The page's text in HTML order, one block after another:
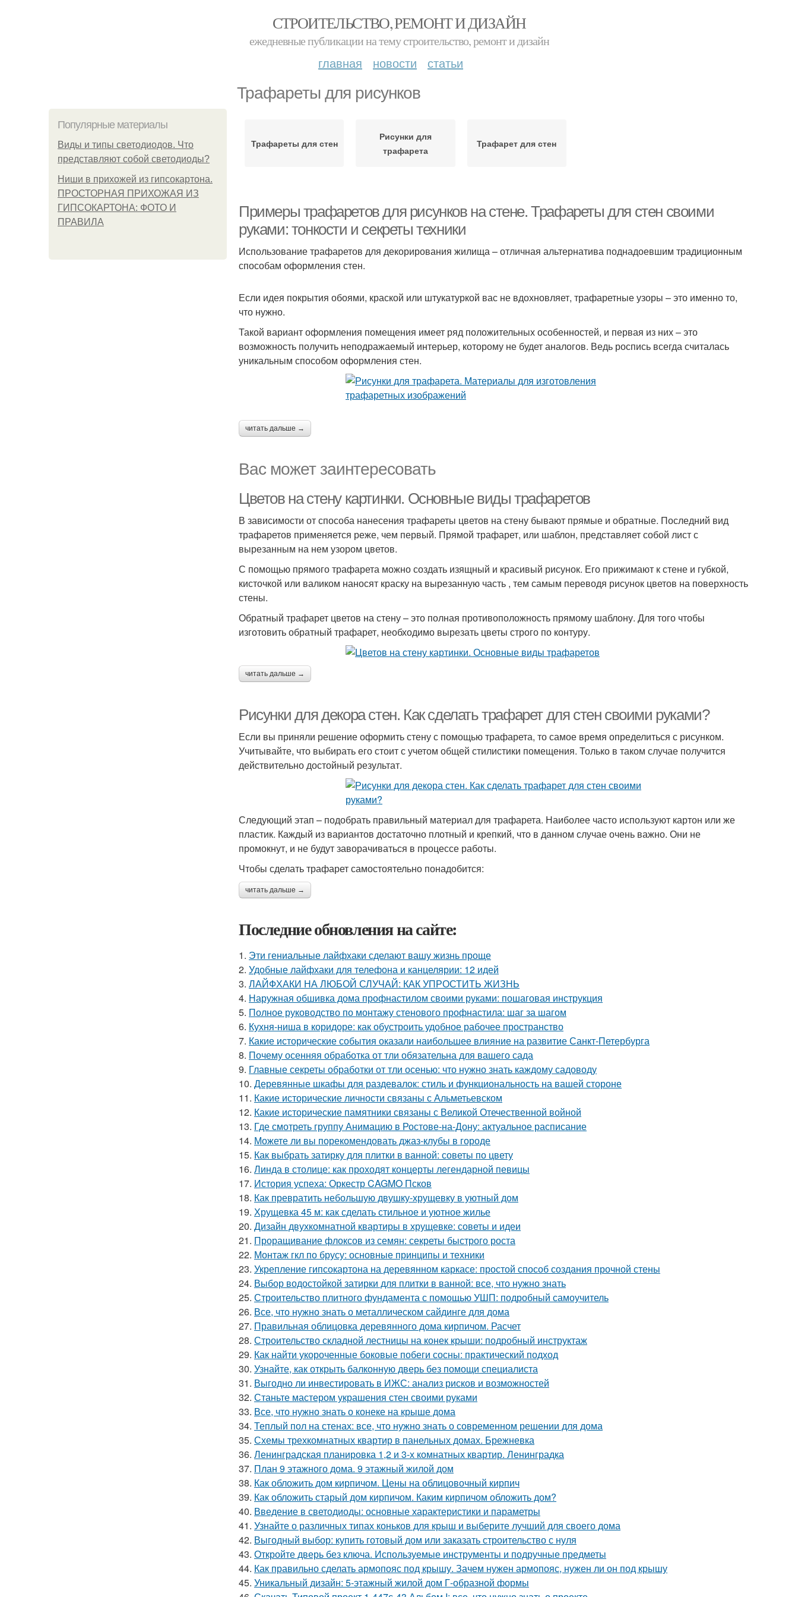
СТРОИТЕЛЬСТВО, РЕМОНТ И ДИЗАЙН
ежедневные публикации на тему строительство, ремонт и дизайн
главная новости статьи
Трафареты для рисунков
Популярные материалы
Виды и типы светодиодов. Что
представляют собой светодиоды?
Ниши в прихожей из гипсокартона.
ПРОСТОРНАЯ ПРИХОЖАЯ ИЗ
ГИПСОКАРТОНА: ФОТО И
ПРАВИЛА
Трафареты для стен
Рисунки для
трафарета
Трафарет для стен
Примеры трафаретов для рисунков на стене. Трафареты для стен своими
руками: тонкости и секреты техники
Использование трафаретов для декорирования жилища – отличная альтернатива поднадоевшим традиционным
способам оформления стен.
Если идея покрытия обоями, краской или штукатуркой вас не вдохновляет, трафаретные узоры – это именно то,
что нужно.
Такой вариант оформления помещения имеет ряд положительных особенностей, и первая из них – это
возможность получить неподражаемый интерьер, которому не будет аналогов. Ведь роспись всегда считалась
уникальным способом оформления стен.
читать дальше →
Вас может заинтересовать
Цветов на стену картинки. Основные виды трафаретов
В зависимости от способа нанесения трафареты цветов на стену бывают прямые и обратные. Последний вид
трафаретов применяется реже, чем первый. Прямой трафарет, или шаблон, представляет собой лист с
вырезанным на нем узором цветов.
С помощью прямого трафарета можно создать изящный и красивый рисунок. Его прижимают к стене и губкой,
кисточкой или валиком наносят краску на вырезанную часть , тем самым переводя рисунок цветов на поверхность
стены.
Обратный трафарет цветов на стену – это полная противоположность прямому шаблону. Для того чтобы
изготовить обратный трафарет, необходимо вырезать цветы строго по контуру.
читать дальше →
Рисунки для декора стен. Как сделать трафарет для стен своими руками?
Если вы приняли решение оформить стену с помощью трафарета, то самое время определиться с рисунком.
Учитывайте, что выбирать его стоит с учетом общей стилистики помещения. Только в таком случае получится
действительно достойный результат.
Следующий этап – подобрать правильный материал для трафарета. Наиболее часто используют картон или же
пластик. Каждый из вариантов достаточно плотный и крепкий, что в данном случае очень важно. Они не
промокнут, и не будут заворачиваться в процессе работы.
Чтобы сделать трафарет самостоятельно понадобится:
читать дальше →
Последние обновления на сайте:
1. Эти гениальные лайфхаки сделают вашу жизнь проще
2. Удобные лайфхаки для телефона и канцелярии: 12 идей
3. ЛАЙФХАКИ НА ЛЮБОЙ СЛУЧАЙ: КАК УПРОСТИТЬ ЖИЗНЬ
4. Наружная обшивка дома профнастилом своими руками: пошаговая инструкция
5. Полное руководство по монтажу стенового профнастила: шаг за шагом
6. Кухня-ниша в коридоре: как обустроить удобное рабочее пространство
7. Какие исторические события оказали наибольшее влияние на развитие Санкт-Петербурга
8. Почему осенняя обработка от тли обязательна для вашего сада
9. Главные секреты обработки от тли осенью: что нужно знать каждому садоводу
10. Деревянные шкафы для раздевалок: стиль и функциональность на вашей стороне
11. Какие исторические личности связаны с Альметьевском
12. Какие исторические памятники связаны с Великой Отечественной войной
13. Где смотреть группу Анимацию в Ростове-на-Дону: актуальное расписание
14. Можете ли вы порекомендовать джаз-клубы в городе
15. Как выбрать затирку для плитки в ванной: советы по цвету
16. Линда в столице: как проходят концерты легендарной певицы
17. История успеха: Оркестр CAGMO Псков
18. Как превратить небольшую двушку-хрущевку в уютный дом
19. Хрущевка 45 м: как сделать стильное и уютное жилье
20. Дизайн двухкомнатной квартиры в хрущевке: советы и идеи
21. Проращивание флоксов из семян: секреты быстрого роста
22. Монтаж гкл по брусу: основные принципы и техники
23. Укрепление гипсокартона на деревянном каркасе: простой способ создания прочной стены
24. Выбор водостойкой затирки для плитки в ванной: все, что нужно знать
25. Строительство плитного фундамента с помощью УШП: подробный самоучитель
26. Все, что нужно знать о металлическом сайдинге для дома
27. Правильная облицовка деревянного дома кирпичом. Расчет
28. Строительство складной лестницы на конек крыши: подробный инструктаж
29. Как найти укороченные боковые побеги сосны: практический подход
30. Узнайте, как открыть балконную дверь без помощи специалиста
31. Выгодно ли инвестировать в ИЖС: анализ рисков и возможностей
32. Станьте мастером украшения стен своими руками
33. Все, что нужно знать о конеке на крыше дома
34. Теплый пол на стенах: все, что нужно знать о современном решении для дома
35. Схемы трехкомнатных квартир в панельных домах. Брежневка
36. Ленинградская планировка 1,2 и 3-х комнатных квартир. Ленинградка
37. План 9 этажного дома. 9 этажный жилой дом
38. Как обложить дом кирпичом. Цены на облицовочный кирпич
39. Как обложить старый дом кирпичом. Каким кирпичом обложить дом?
40. Введение в светодиоды: основные характеристики и параметры
41. Узнайте о различных типах коньков для крыш и выберите лучший для своего дома
42. Выгодный выбор: купить готовый дом или заказать строительство с нуля
43. Откройте дверь без ключа. Используемые инструменты и подручные предметы
44. Как правильно сделать армопояс под крышу. Зачем нужен армопояс, нужен ли он под крышу
45. Уникальный дизайн: 5-этажный жилой дом Г-образной формы